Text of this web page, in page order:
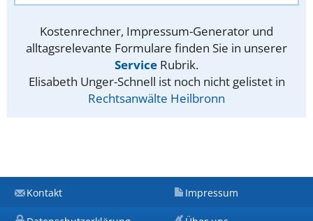
Kostenrechner, Impressum-Generator und
alltagsrelevante Formulare finden Sie in unserer
Service Rubrik.
Elisabeth Unger-Schnell ist noch nicht gelistet in
Rechtsanwälte Heilbronn
Kontakt Impressum